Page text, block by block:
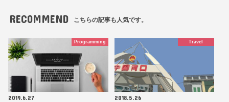
RECOMMEND こちらの記事も人気です。
Programming
2019.6.27
Travel
2018.5.26